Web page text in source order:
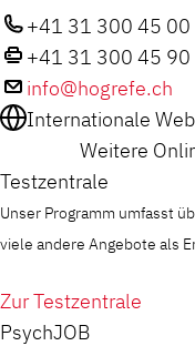
+41 31 300 45 00
+41 31 300 45 90
info@hogrefe.ch
Internationale
Weitere
Testzentrale
Unser Programm umfasst
viele andere Angebote als
Zur Testzentrale
PsychJOB